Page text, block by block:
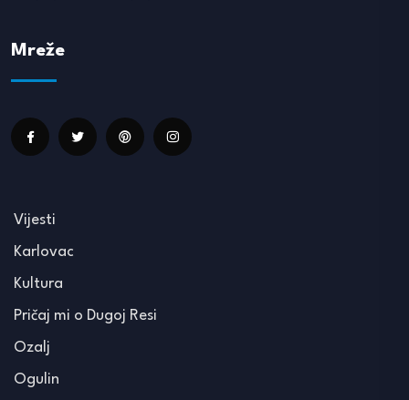
Mreže
Vijesti
Karlovac
Kultura
Pričaj mi o Dugoj Resi
Ozalj
Ogulin